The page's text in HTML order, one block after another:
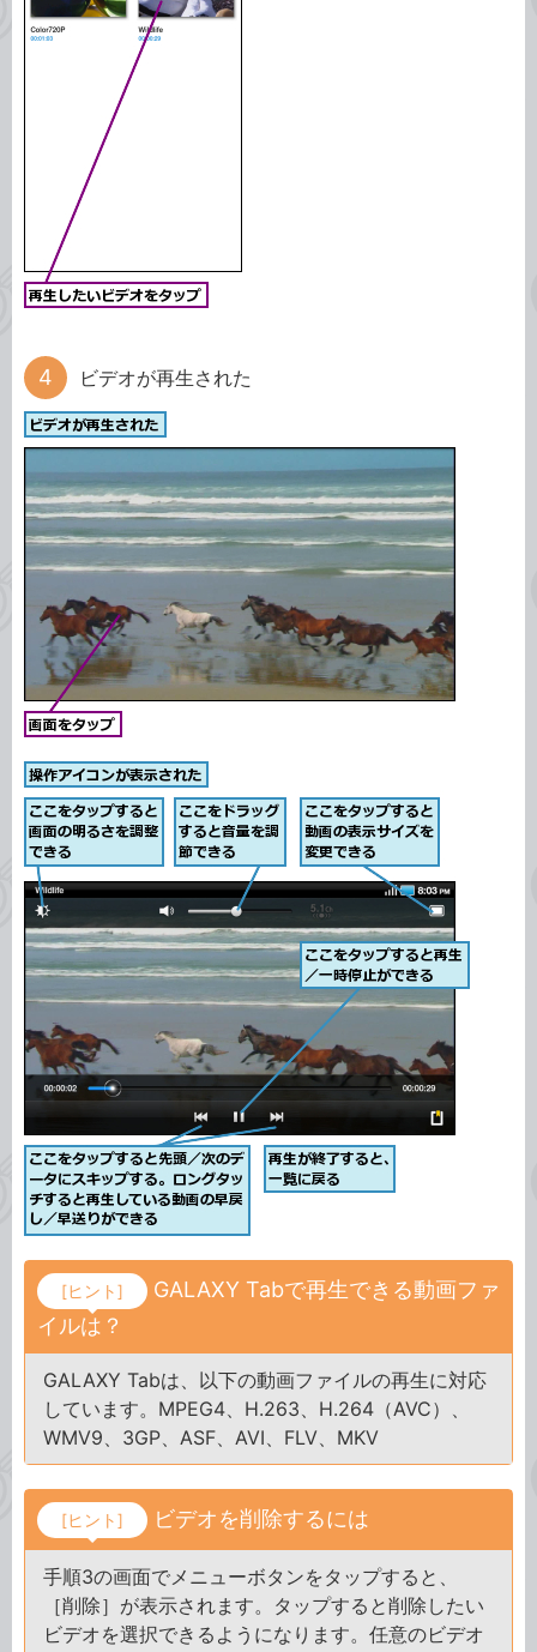
ビデオが再生された
[ヒント]
GALAXY Tabで再生できる動画ファ
イルは？
GALAXY Tabは、以下の動画ファイルの再生に対応
しています。MPEG4、H.263、H.264（AVC）、
WMV9、3GP、ASF、AVI、FLV、MKV
[ヒント] ビデオを削除するには
手順3の画面でメニューボタンをタップすると、
［削除］が表示されます。タップすると削除したい
ビデオを選択できるようになります。任意のビデオ